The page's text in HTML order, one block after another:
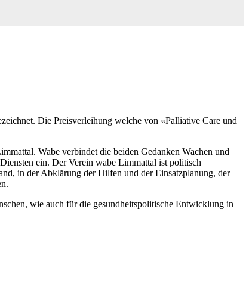
Die Preisverleihung welche von «Palliative Care und
Wabe verbindet die beiden Gedanken Wachen und
ein. Der Verein wabe Limmattal ist politisch
in der Abklärung der Hilfen und der Einsatzplanung, der
wie auch für die gesundheitspolitische Entwicklung in